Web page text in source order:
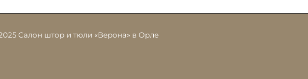
Салон штор и тюли «Верона» в Орле